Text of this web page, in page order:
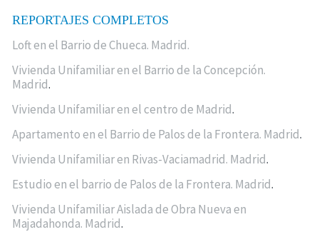
REPORTAJES COMPLETOS
Loft en el Barrio de Chueca. Madrid.
Vivienda Unifamiliar en el Barrio de la Concepción.
Madrid.
Vivienda Unifamiliar en el centro de Madrid.
Apartamento en el Barrio de Palos de la Frontera. Madrid.
Vivienda Unifamiliar en Rivas-Vaciamadrid. Madrid.
Estudio en el barrio de Palos de la Frontera. Madrid.
Vivienda Unifamiliar Aislada de Obra Nueva en
Majadahonda. Madrid.